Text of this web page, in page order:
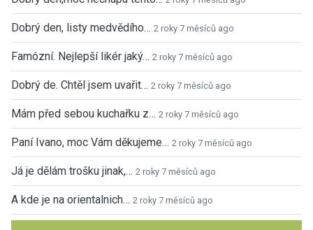
Dobrý den, listy medvědího… 2 roky 7 měsíců ago
Famózní. Nejlepší likér jaký… 2 roky 7 měsíců ago
Dobrý de. Chtěl jsem uvařit… 2 roky 7 měsíců ago
Mám před sebou kuchařku z… 2 roky 7 měsíců ago
Paní Ivano, moc Vám děkujeme… 2 roky 7 měsíců ago
Já je dělám trošku jinak,… 2 roky 7 měsíců ago
A kde je na orientalnich… 2 roky 7 měsíců ago